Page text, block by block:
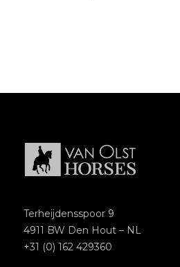
Terheijdensspoor 9
4911 BW Den Hout – NL
+31 (0) 162 429360